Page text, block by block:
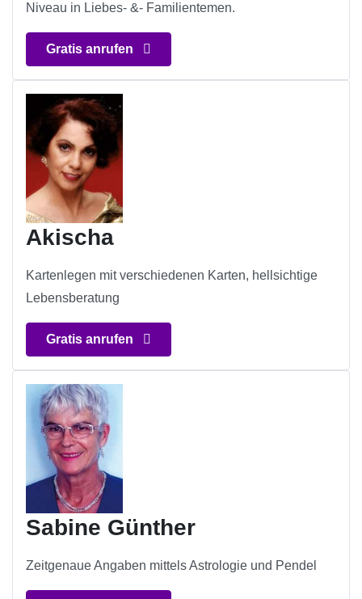
Niveau in Liebes- &- Familientemen.
Gratis anrufen
Akischa
Kartenlegen mit verschiedenen Karten, hellsichtige
Lebensberatung
Gratis anrufen
Sabine Günther
Zeitgenaue Angaben mittels Astrologie und Pendel